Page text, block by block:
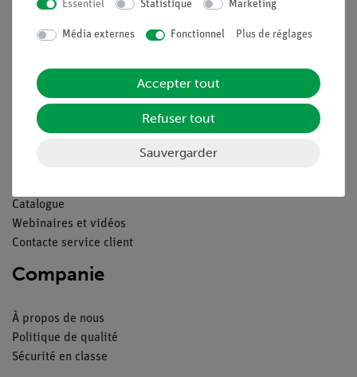
Contact
Déclaration de confidentialité
Mentions légales
Service
Catalogue
Webinaires et vidéos
Contacte service client
Companie
À propos de nous
Politique de qualité
Sécurité en classe
Essentiel Statistique Marketing
Média externes Fonctionnel Plus de réglages
Accepter tout
Refuser tout
Sauvergarder